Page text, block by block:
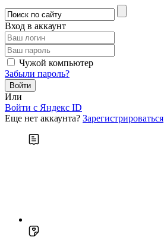
Вход в аккаунт
Чужой компьютер
Забыли пароль?
Или
Войти c Яндекс ID
Еще нет аккаунта? Зарегистрироваться